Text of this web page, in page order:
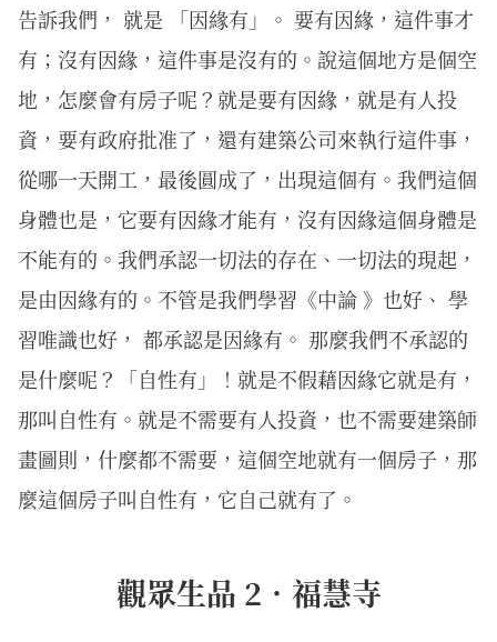
告訴我們， 就是 「因緣有」。 要有因緣，這件事才
有；沒有因緣，這件事是沒有的。說這個地方是個空
地，怎麼會有房子呢？就是要有因緣，就是有人投
資，要有政府批准了，還有建築公司來執行這件事，
從哪一天開工，最後圓成了，出現這個有。我們這個
身體也是，它要有因緣才能有，沒有因緣這個身體是
不能有的。我們承認一切法的存在、一切法的現起，
是由因緣有的。不管是我們學習《中論 》也好、 學
習唯識也好， 都承認是因緣有。 那麼我們不承認的
是什麼呢？「自性有」！就是不假藉因緣它就是有，
那叫自性有。就是不需要有人投資，也不需要建築師
畫圖則，什麼都不需要，這個空地就有一個房子，那
麼這個房子叫自性有，它自己就有了。
觀眾生品 2．福慧寺